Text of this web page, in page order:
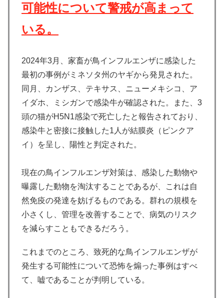
可能性について警戒が高まって
いる。
2024年3月、家畜が鳥インフルエンザに感染した
最初の事例がミネソタ州のヤギから発見された。
同月、カンザス、テキサス、ニューメキシコ、ア
イダホ、ミシガンで感染牛が確認された。また、3
頭の猫がH5N1感染で死亡したと報告されており、
感染牛と密接に接触した1人が結膜炎（ピンクア
イ）を呈し、陽性と判定された。
現在の鳥インフルエンザ対策は、感染した動物や
曝露した動物を淘汰することであるが、これは自
然免疫の発達を妨げるものである。群れの規模を
小さくし、管理を改善することで、病気のリスク
を減らすこともできるだろう。
これまでのところ、致死的な鳥インフルエンザが
発生する可能性について恐怖を煽った事例はすべ
て、嘘であることが判明している。